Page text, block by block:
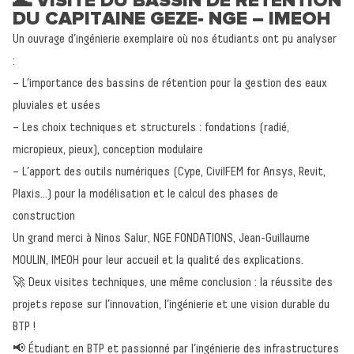
Retour à l'accueil
Actualités
Formations
L’école
Inscriptions - Admissions
DU CAPITAINE GEZE- NGE – IMEOH
Un ouvrage d’ingénierie exemplaire où nos étudiants ont pu analyser
:
– L’importance des bassins de rétention pour la gestion des eaux
pluviales et usées
– Les choix techniques et structurels : fondations (radié,
micropieux, pieux), conception modulaire
– L’apport des outils numériques (Cype, CivilFEM for Ansys, Revit,
Plaxis…) pour la modélisation et le calcul des phases de
construction
Un grand merci à Ninos Salur, NGE FONDATIONS, Jean-Guillaume
MOULIN, IMEOH pour leur accueil et la qualité des explications.
🚀 Deux visites techniques, une même conclusion : la réussite des
projets repose sur l’innovation, l’ingénierie et une vision durable du
BTP !
📢 Étudiant en BTP et passionné par l’ingénierie des infrastructures